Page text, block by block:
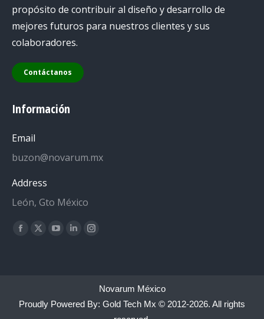
propósito de contribuir al diseño y desarrollo de
mejores futuros para nuestros clientes y sus
colaboradores.
Contáctanos
Información
Email
buzon@novarum.mx
Address
León, Gto México
Encuéntranos en:
Facebook
window
X
window
YouTube
window
Linkedin
window
Instagram
new
window
Novarum México
Proudly Powered By: Gold Tech Mx © 2012-2026. All rights